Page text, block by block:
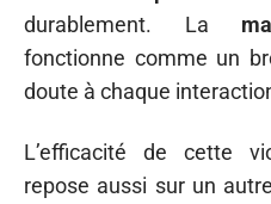
durablement. La
fonctionne comme un
doute à chaque
L’efficacité de cette
repose aussi sur un